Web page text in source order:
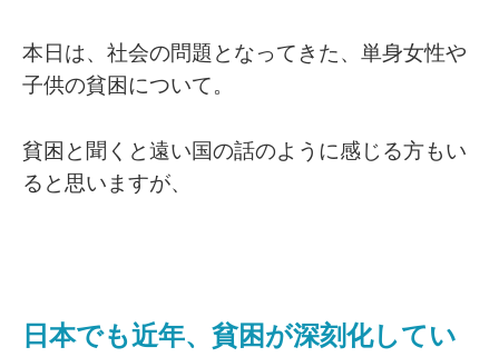
本日は、社会の問題となってきた、単身女性や
子供の貧困について。
貧困と聞くと遠い国の話のように感じる方もい
ると思いますが、
日本でも近年、貧困が深刻化してい